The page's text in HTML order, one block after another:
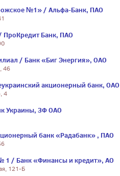
№1» / Альфа-Банк, ПАО
ПроКредит Банк, ПАО
/ Банк «Биг Энергия», ОАО
46
акционерный банк, ОАО
4
Украины, ЗФ ОАО
банк «Радабанк» , ПАО
1 / Банк «Финансы и кредит», АО
121-Б